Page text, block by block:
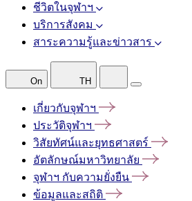
ชีวิตในจุฬาฯ
บริการสังคม
สาระความรู้และข่าวสาร
On TH
เกี่ยวกับจุฬาฯ
ประวัติจุฬาฯ
วิสัยทัศน์และยุทธศาสตร์
อัตลักษณ์มหาวิทยาลัย
จุฬาฯ กับความยั่งยืน
ข้อมูลและสถิติ